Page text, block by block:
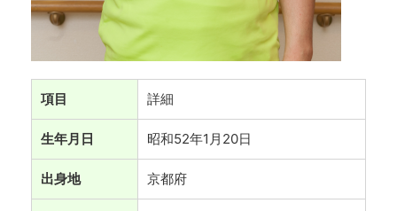
項目 詳細
生年月日 昭和52年1月20日
出身地 京都府